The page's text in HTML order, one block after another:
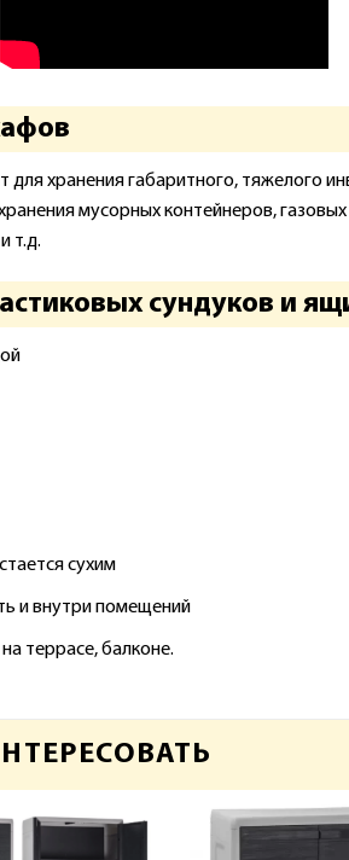
хранения габаритного, тяжелого
мусорных контейнеров,
т.д.
сундуков и
сухим
и внутри помещений
террасе, балконе.